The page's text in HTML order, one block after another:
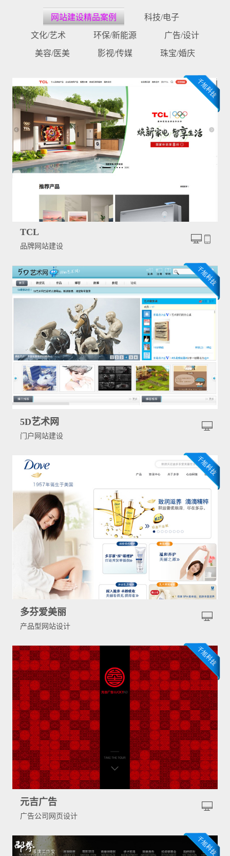
网站建设精品案例 科技/电子
文化/艺术 环保/新能源 广告/设计
美容/医美 影视/传媒 珠宝/婚庆
TCL
品牌网站建设
5D艺术网
门户网站建设
多芬爱美丽
产品型网站设计
元吉广告
广告公司网页设计